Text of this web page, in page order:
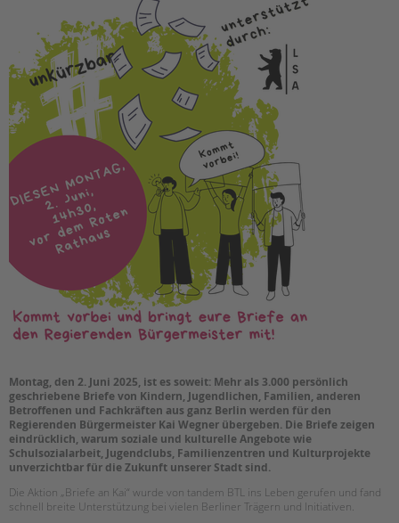
HILFEN ZUR ERZIEHUNG
EINGLIEDERUNGSHILFE
BETREUTES WOHNEN
TANDEM BTL AKADEMIE
Zertfikatskurse
Seminarkalender
Seminarräume
PROFIL | LEITBILD
Bereiche im Überblick
Gesellschafter VdK
schoolcoach BTL
tandem international
KARRIERE
Stellenangebote
Suchen
Montag, den 2. Juni 2025, ist es soweit: Mehr als 3.000 persönlich
geschriebene Briefe von Kindern, Jugendlichen, Familien, anderen
Betroffenen und Fachkräften aus ganz Berlin werden für den
Regierenden Bürgermeister Kai Wegner übergeben. Die Briefe zeigen
eindrücklich, warum soziale und kulturelle Angebote wie
Schulsozialarbeit, Jugendclubs, Familienzentren und Kulturprojekte
unverzichtbar für die Zukunft unserer Stadt sind.
Die Aktion „Briefe an Kai“ wurde von tandem BTL ins Leben gerufen und fand
schnell breite Unterstützung bei vielen Berliner Trägern und Initiativen.